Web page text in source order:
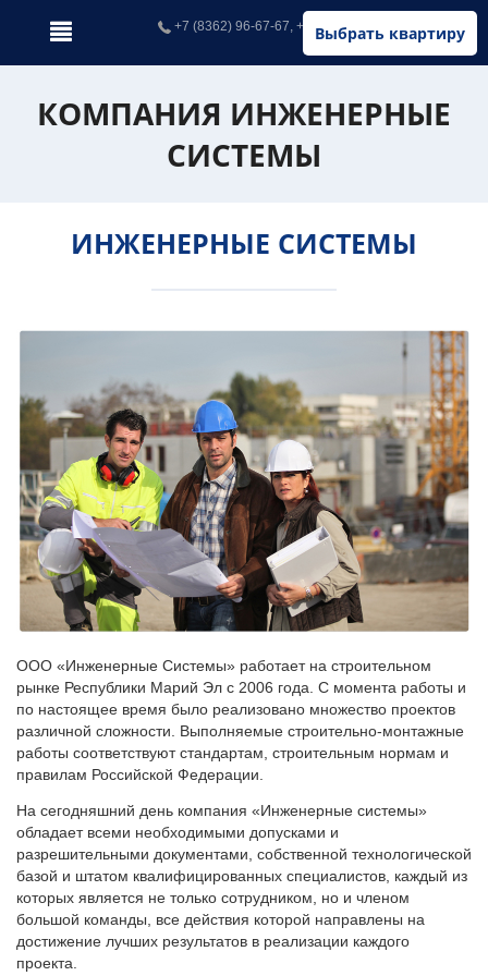
Выбрать квартиру
+7 (8362) 96-67-67, +7 (902) 326-67-67
КОМПАНИЯ ИНЖЕНЕРНЫЕ
СИСТЕМЫ
ИНЖЕНЕРНЫЕ СИСТЕМЫ
ООО «Инженерные Системы» работает на строительном
рынке Республики Марий Эл с 2006 года. С момента работы и
по настоящее время было реализовано множество проектов
различной сложности. Выполняемые строительно-монтажные
работы соответствуют стандартам, строительным нормам и
правилам Российской Федерации.
На сегодняшний день компания «Инженерные системы»
обладает всеми необходимыми допусками и
разрешительными документами, собственной технологической
базой и штатом квалифицированных специалистов, каждый из
которых является не только сотрудником, но и членом
большой команды, все действия которой направлены на
достижение лучших результатов в реализации каждого
проекта.